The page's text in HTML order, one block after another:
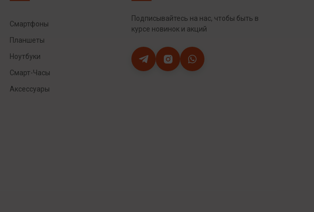
Смартфоны
Планшеты
Ноутбуки
Смарт-Часы
Аксессуары
Подписывайтесь на нас, чтобы быть в
курсе новинок и акций